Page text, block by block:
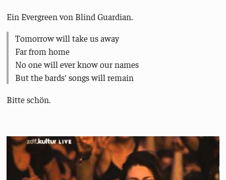
Ein Evergreen von Blind Guardian.
Tomorrow will take us away
Far from home
No one will ever know our names
But the bards' songs will remain
Bitte schön.